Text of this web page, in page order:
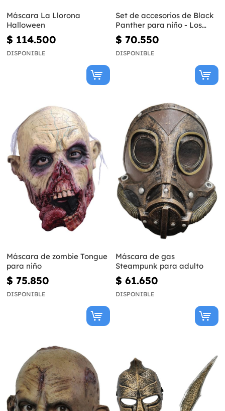
Máscara La Llorona
Halloween
$ 114.500
DISPONIBLE
Set de accesorios de Black
Panther para niño - Los
Vengadores: Endgame
$ 70.550
DISPONIBLE
Máscara de zombie Tongue
para niño
$ 75.850
DISPONIBLE
Máscara de gas
Steampunk para adulto
$ 61.650
DISPONIBLE